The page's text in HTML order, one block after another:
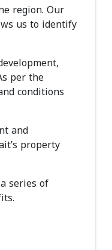
region. Our
us to identify
per the
conditions
and
property
series of